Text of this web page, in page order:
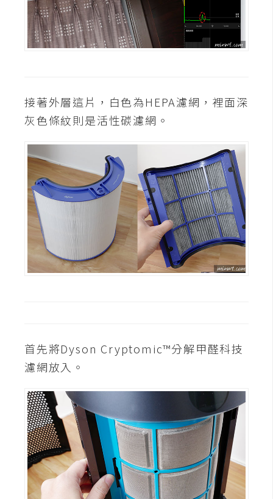
接著外層這片，白色為HEPA濾網，裡面深
灰色條紋則是活性碳濾網。
首先將Dyson Cryptomic™分解甲醛科技
濾網放入。